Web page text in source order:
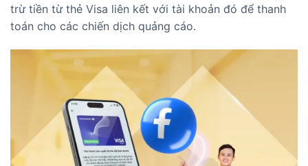
trừ tiền từ thẻ Visa liên kết với tài khoản đó để thanh
toán cho các chiến dịch quảng cáo.